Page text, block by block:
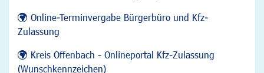
Online-Terminvergabe Bürgerbüro und Kfz-
Zulassung
Kreis Offenbach - Onlineportal Kfz-Zulassung
(Wunschkennzeichen)